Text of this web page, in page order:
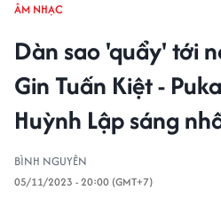
ÂM NHẠC
Dàn sao 'quẩy' tới
Gin Tuấn Kiệt -
Huỳnh Lập sáng
BÌNH NGUYÊN
05/11/2023 - 20:00 (GMT+7)